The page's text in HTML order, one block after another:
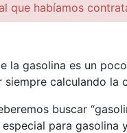
habíamos
la gasolina es un
siempre calculando
buscar
para